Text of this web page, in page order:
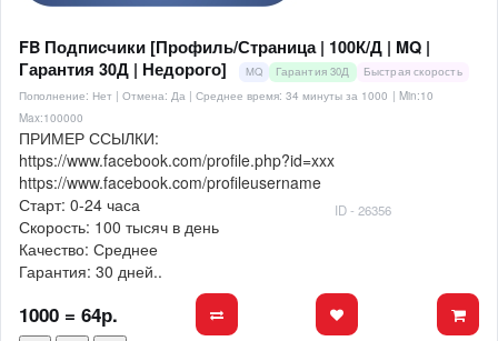
FB Подписчики [Профиль/Страница | 100К/Д | MQ |
Гарантия 30Д | Недорого]
MQ Гарантия 30Д
Быстрая скорость
Пополнение: Нет | Отмена: Да | Среднее время: 34 минуты за 1000 | Min:10
Max:100000
ПРИМЕР ССЫЛКИ:
https://www.facebook.com/profile.php?id=xxx
https://www.facebook.com/profileusername
Старт: 0-24 часа
Скорость: 100 тысяч в день
Качество: Среднее
Гарантия: 30 дней..
ID - 26356
1000 = 64р.